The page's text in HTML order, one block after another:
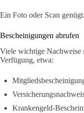
Ein Foto oder Scan
Bescheinigungen abrufen
Viele wichtige Nachweise
Verfügung, etwa:
Krankengeld-